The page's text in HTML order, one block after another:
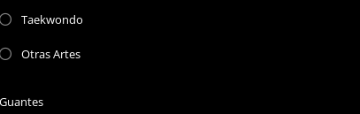
Taekwondo
Otras Artes
Guantes